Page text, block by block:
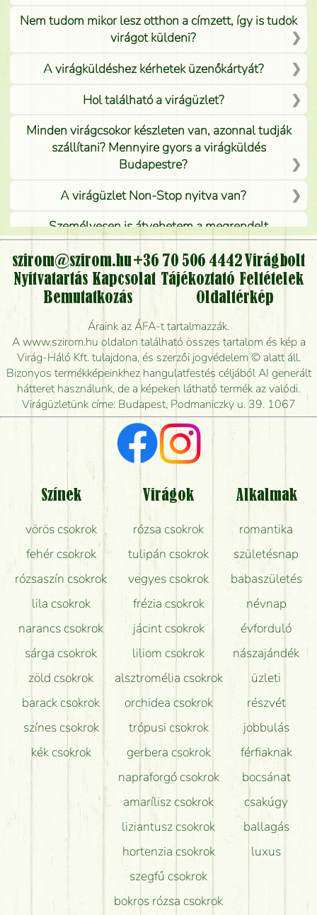
Nem tudom mikor lesz otthon a címzett, így is tudok
virágot küldeni?
A virágküldéshez kérhetek üzenőkártyát?
Hol található a virágüzlet?
Minden virágcsokor készleten van, azonnal tudják
szállítani? Mennyire gyors a virágküldés
Budapestre?
A virágüzlet Non-Stop nyitva van?
Személyesen is átvehetem a megrendelt
virágcsokrot, vagy csak virágküldéssel, kiszállítással
kérhető?
Vidékre is lehet rendelni?
Meddig rendelhetek virágküldést úgy, hogy még ma
kiszállítsák?
Mennyire gyorsan tudják elkészíteni a csokrot, és
mikor tudják leghamarabb kiszállítani?
Vörös rózsát keresek, van önöknél?
Milyen visszajelzést kapok a virágküldésről?
Tényleg azt kapom, ami a képen van?
Mit kell tudni a virágcsokrok szállításáról?
Hogy marad a lehető legtovább friss a csokor?
Tudok adventi koszorút vásárolni boltban?
szirom@szirom.hu +36 70 506 4442Virágbolt
Nyitvatartás Kapcsolat Tájékoztató Feltételek
Bemutatkozás
Oldaltérkép
Áraink az ÁFA-t tartalmazzák.
A www.szirom.hu oldalon található összes tartalom és kép a
Virág-Háló Kft. tulajdona, és szerzői jogvédelem © alatt áll.
Bizonyos termékképeinkhez hangulatfestés céljából AI generált
hátteret használunk, de a képeken látható termék az valódi.
Virágüzletünk címe: Budapest, Podmaniczky u. 39. 1067
Színek
vörös csokrok
fehér csokrok
rózsaszín csokrok
lila csokrok
narancs csokrok
sárga csokrok
zöld csokrok
barack csokrok
színes csokrok
kék csokrok
Virágok
rózsa csokrok
tulipán csokrok
vegyes csokrok
frézia csokrok
jácint csokrok
liliom csokrok
alsztromélia csokrok
orchidea csokrok
trópusi csokrok
gerbera csokrok
napraforgó csokrok
amarílisz csokrok
liziantusz csokrok
hortenzia csokrok
szegfű csokrok
bokros rózsa csokrok
Alkalmak
romantika
születésnap
babaszületés
névnap
évforduló
nászajándék
üzleti
részvét
jobbulás
férfiaknak
bocsánat
csakúgy
ballagás
luxus